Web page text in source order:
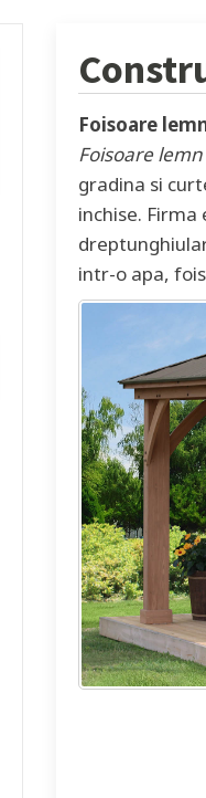
Foisoare
Foisoare
gradina si
inchise.
intr-o apa,